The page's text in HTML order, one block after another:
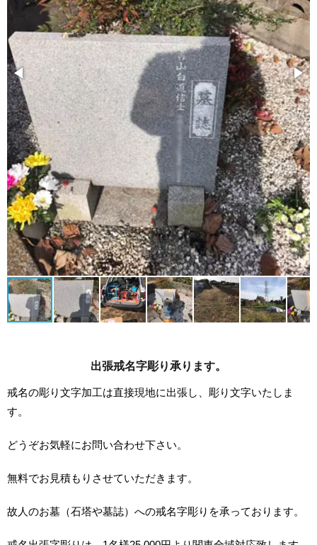
出張戒名字彫り承ります。
戒名の彫り文字加工は直接現地に出張し、彫り文字いたしま
す。
どうぞお気軽にお問い合わせ下さい。
無料でお見積もりさせていただきます。
故人のお墓（石塔や墓誌）への戒名字彫りを承っております。